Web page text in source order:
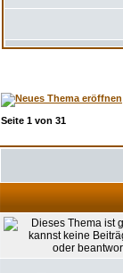
Seite 1 von 31